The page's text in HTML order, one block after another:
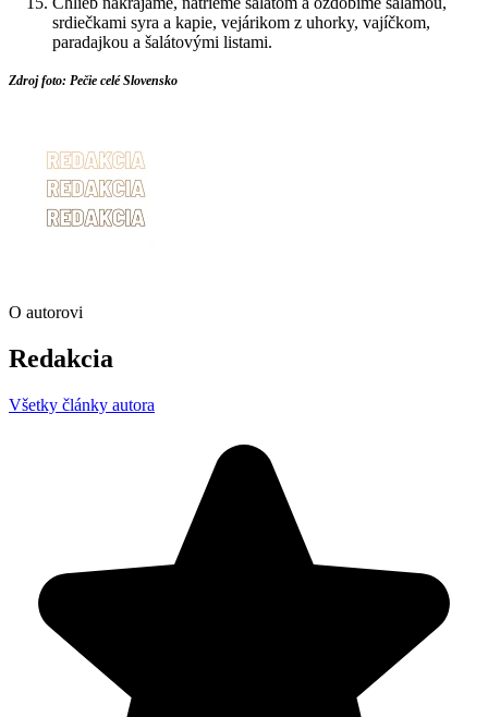
srdiečkami syra a kapie, vejárikom z uhorky, vajíčkom,
paradajkou a šalátovými listami.
Zdroj foto: Pečie celé Slovensko
O autorovi
Redakcia
Všetky články autora